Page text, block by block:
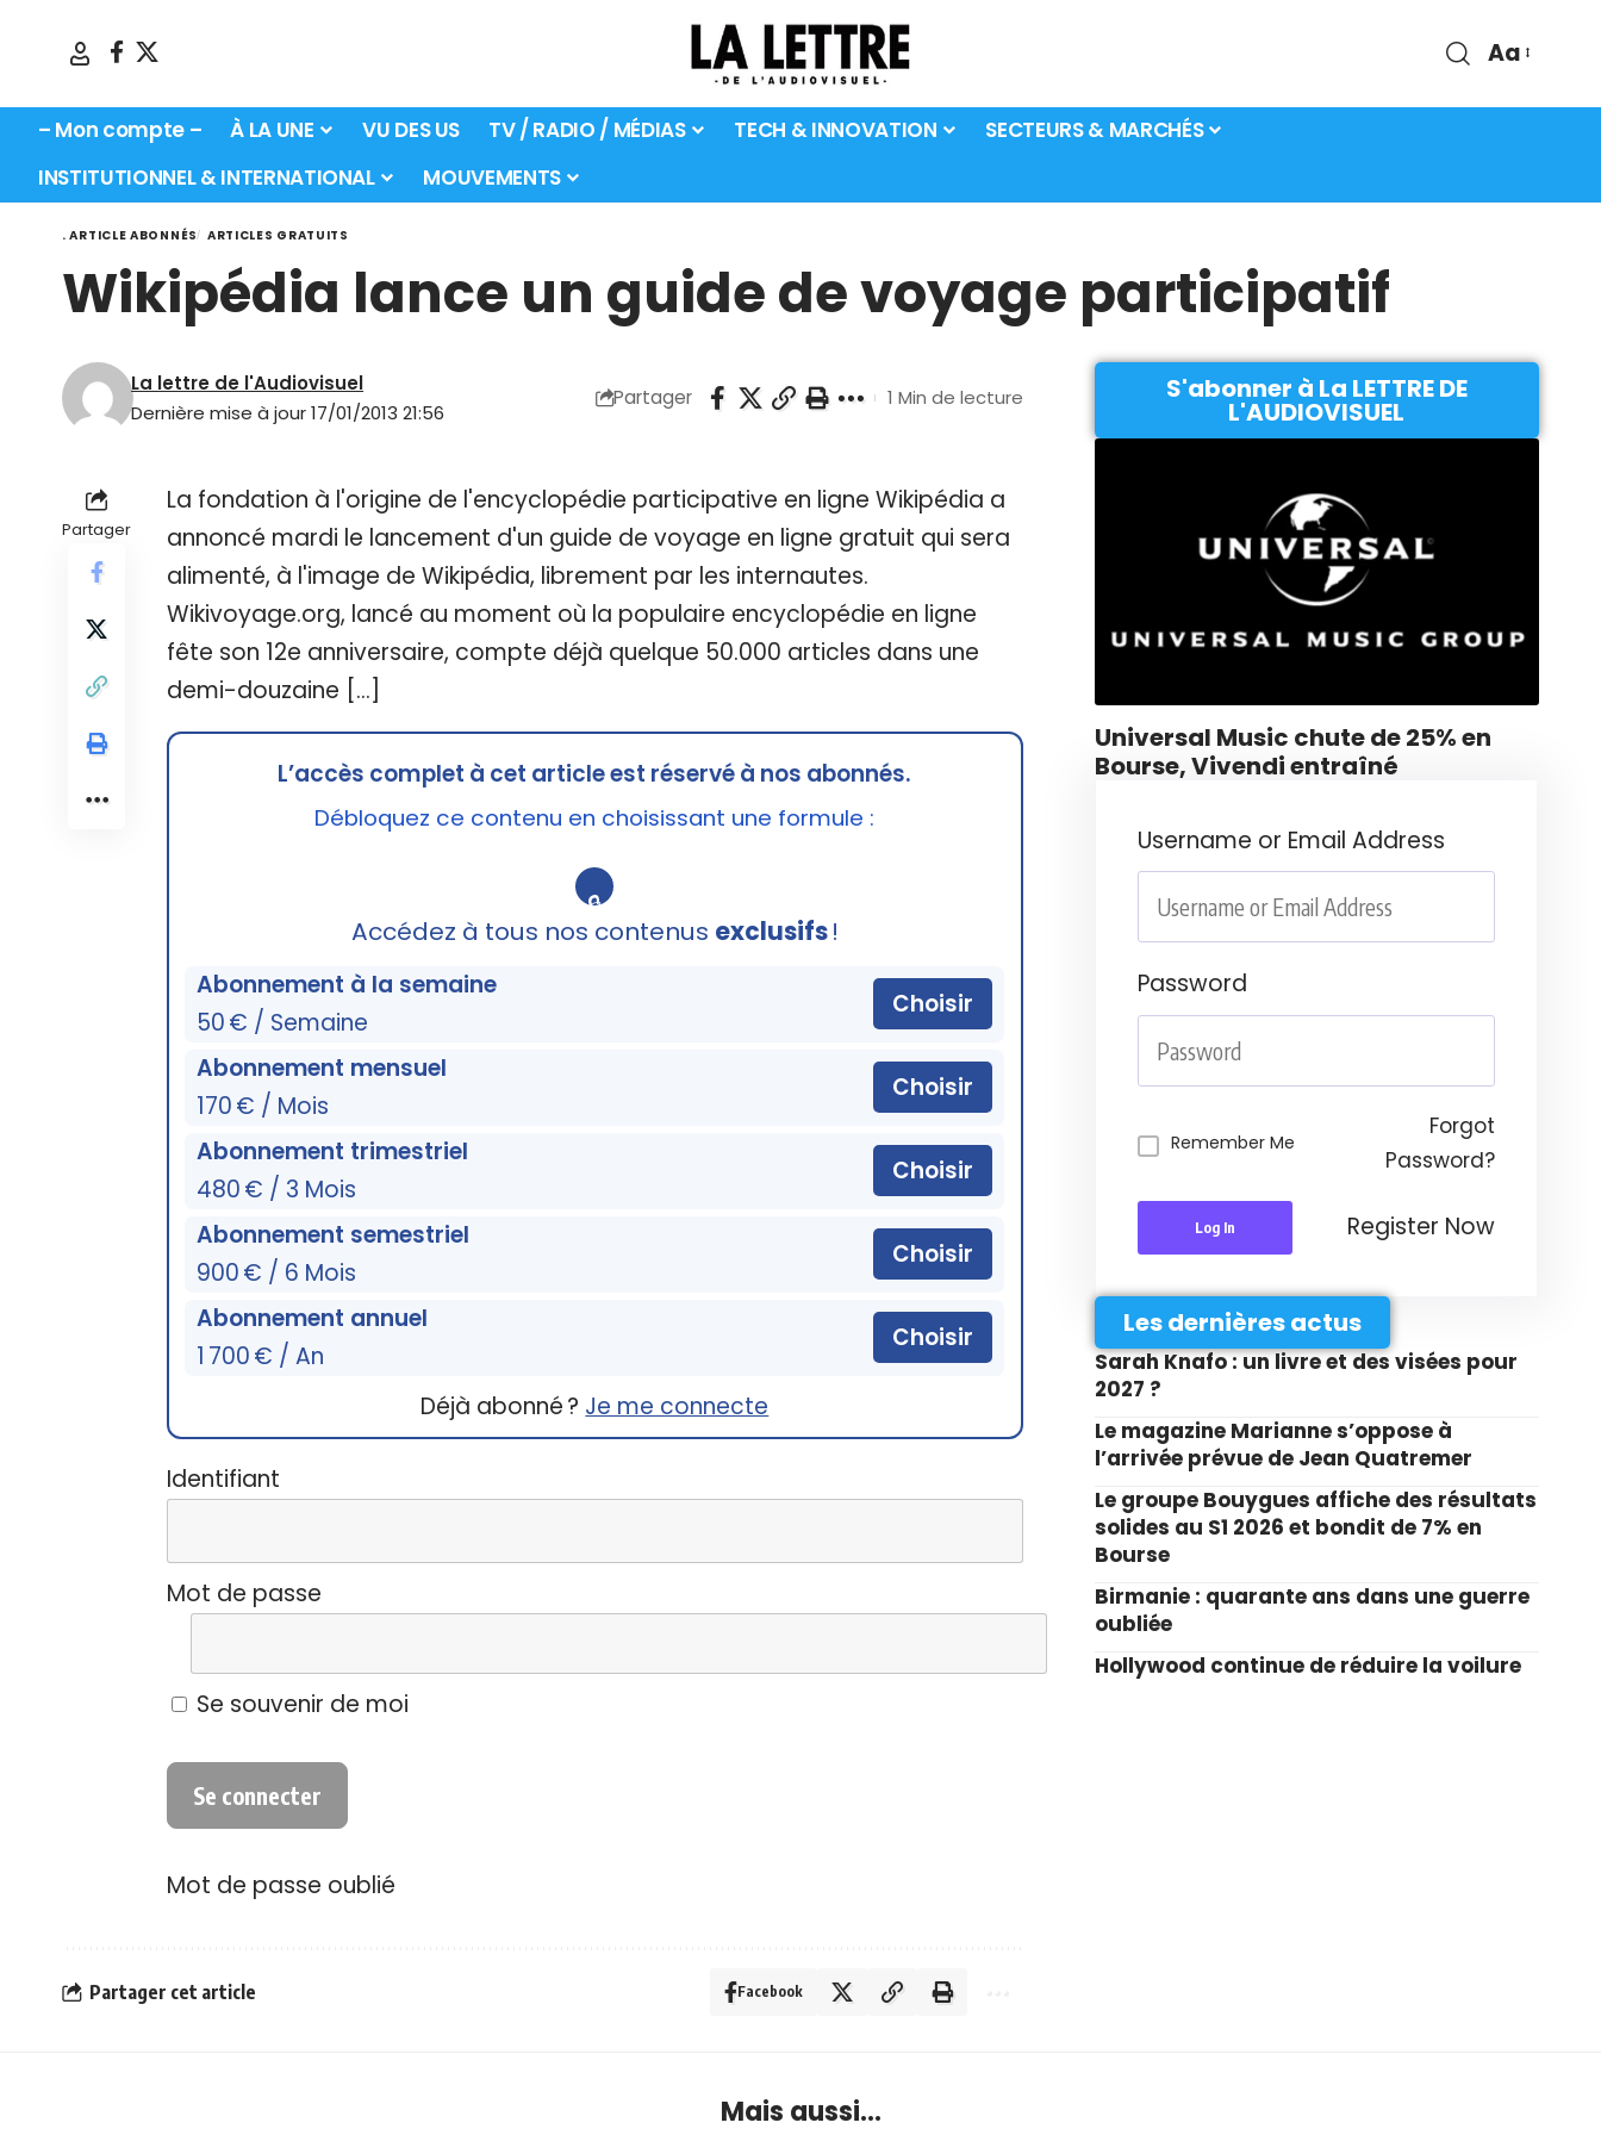
Aa
– Mon compte – À LA UNE VU DES US TV / RADIO / MÉDIAS TECH & INNOVATION
SECTEURS & MARCHÉS
INSTITUTIONNEL & INTERNATIONAL
MOUVEMENTS
. ARTICLE ABONNÉS ARTICLES GRATUITS
Wikipédia lance un guide de voyage participatif
Dernière mise à jour 17/01/2013 21:56
La lettre de l'Audiovisuel
Partager 1 Min de lecture
Partager
La fondation à l'origine de l'encyclopédie participative en ligne Wikipédia a
annoncé mardi le lancement d'un guide de voyage en ligne gratuit qui sera
alimenté, à l'image de Wikipédia, librement par les internautes.
Wikivoyage.org, lancé au moment où la populaire encyclopédie en ligne
fête son 12e anniversaire, compte déjà quelque 50.000 articles dans une
demi-douzaine […]
L’accès complet à cet article est réservé à nos abonnés.
Débloquez ce contenu en choisissant une formule :
🔒
Accédez à tous nos contenus exclusifs!
Abonnement à la semaine
50 € / Semaine
Choisir
Abonnement mensuel
170 € / Mois
Choisir
Abonnement trimestriel
480 € / 3 Mois
Choisir
Abonnement semestriel
900 € / 6 Mois
Choisir
Abonnement annuel
1 700 € / An
Choisir
Déjà abonné ? Je me connecte
Identifiant
Mot de passe
Se souvenir de moi
Mot de passe oublié
Partager cet article Facebook
S'abonner à La LETTRE DE
L'AUDIOVISUEL
Universal Music chute de 25% en
Bourse, Vivendi entraîné
Username or Email Address
Password
Remember Me
Forgot
Password?
Log In Register Now
Les dernières actus
Sarah Knafo : un livre et des visées pour
2027 ?
Le magazine Marianne s’oppose à
l’arrivée prévue de Jean Quatremer
Le groupe Bouygues affiche des résultats
solides au S1 2026 et bondit de 7% en
Bourse
Birmanie : quarante ans dans une guerre
oubliée
Hollywood continue de réduire la voilure
Mais aussi...